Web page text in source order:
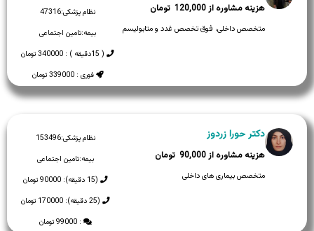
نظام پزشکی:47316
بیمه:تامین اجتماعی
( 15دقیقه ) : 340000 تومان
فوری : 339000 تومان
120,000
متخصص داخلی، فوق تخصص غدد و متابولیسم
نظام پزشکی:153496
بیمه:تامین اجتماعی
(15 دقیقه): 90000 تومان
(25 دقیقه): 170000 تومان
: 99000 تومان
دکتر حورا زردوز
90,000
متخصص بیماری های داخلی